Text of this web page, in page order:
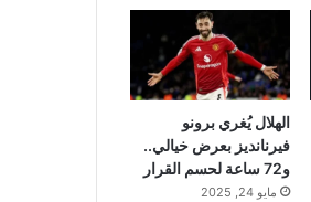
الهلال يُغري برونو
فيرنانديز بعرض خيالي..
و72 ساعة لحسم القرار
مايو 24, 2025